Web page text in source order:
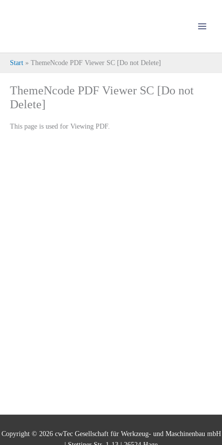
Start ThemeNcode PDF Viewer SC [Do not Delete]
ThemeNcode PDF Viewer SC [Do not
Delete]
This page is used for Viewing PDF.
Copyright © 2026 cwTec Gesellschaft für Werkzeug- und Maschinenbau mbH